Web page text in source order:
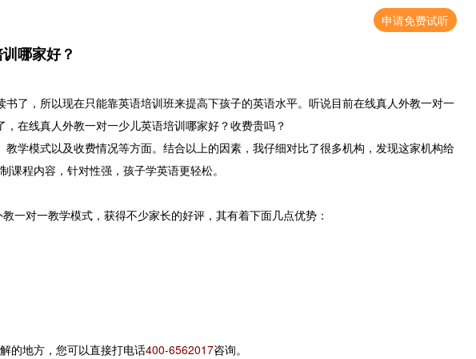
申请免费试听
哪家好？
了，所以现在只能靠英语培训班来提高下孩子的英语水平。听说目前在线真人外教一对一
在线真人外教一对一少儿英语培训哪家好？收费贵吗？
模式以及收费情况等方面。结合以上的因素，我仔细对比了很多机构，发现这家机构给
程内容，针对性强，孩子学英语更轻松。
对一教学模式，获得不少家长的好评，其有着下面几点优势：
的地方，您可以直接打电话400-6562017咨询。